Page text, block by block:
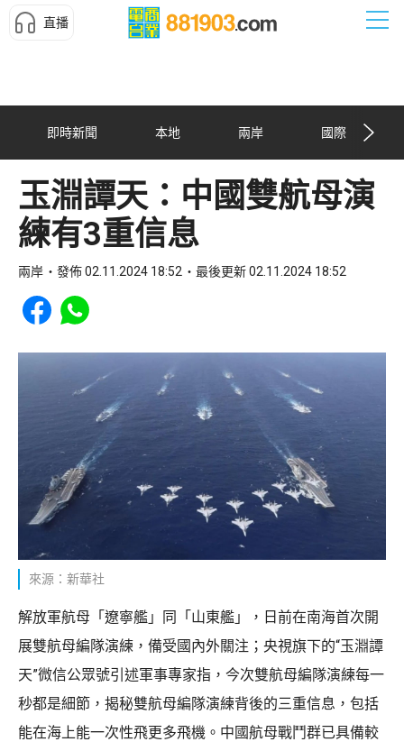
直播
即時新聞 本地 兩岸 國際
玉淵譚天：中國雙航母演
練有3重信息
兩岸 發佈 02.11.2024 18:52 最後更新 02.11.2024 18:52
Share to Facebook
Share to WhatsApp
來源：新華社
解放軍航母「遼寧艦」同「山東艦」，日前在南海首次開
展雙航母編隊演練，備受國內外關注；央視旗下的“玉淵譚
天”微信公眾號引述軍事專家指，今次雙航母編隊演練每一
秒都是細節，揭秘雙航母編隊演練背後的三重信息，包括
能在海上能一次性飛更多飛機。中國航母戰鬥群已具備較